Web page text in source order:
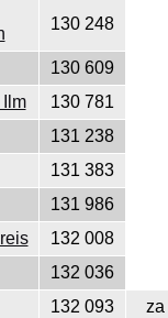
130 248
130 609
Ilm
130 781
131 238
131 383
131 986
132 008
132 036
132 093 za